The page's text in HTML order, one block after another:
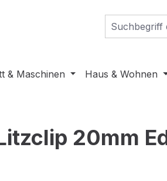
& Maschinen Haus & Wohnen
20mm